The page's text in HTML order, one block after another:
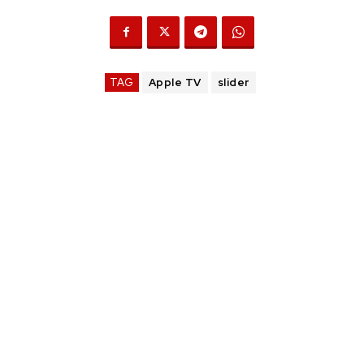
TAG Apple TV slider